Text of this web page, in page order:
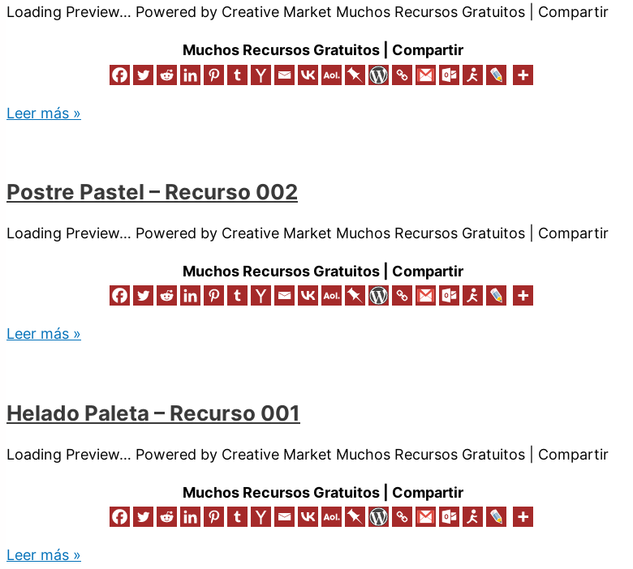
Loading Preview… Powered by Creative Market Muchos Recursos Gratuitos | Compartir
Muchos Recursos Gratuitos | Compartir
Leer más »
Postre Pastel – Recurso 002
Loading Preview… Powered by Creative Market Muchos Recursos Gratuitos | Compartir
Muchos Recursos Gratuitos | Compartir
Leer más »
Helado Paleta – Recurso 001
Loading Preview… Powered by Creative Market Muchos Recursos Gratuitos | Compartir
Muchos Recursos Gratuitos | Compartir
Leer más »